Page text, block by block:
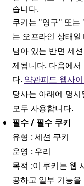
습니다.
쿠키는 "영구" 또는
는 오프라인 상태
남아 있는 반면 세
제됩니다. 다음에
다. 약관피드 웹사
당사는 아래에 명
모두 사용합니다.
필수 / 필수 쿠키
유형 : 세션 쿠키
운영 : 우리
목적 :이 쿠키는 웹
공하고 일부 기능